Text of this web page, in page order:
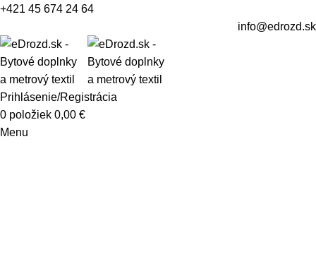
+421 45 674 24 64
info@edrozd.sk
Prihlásenie/Registrácia
0 položiek 0,00 €
Menu